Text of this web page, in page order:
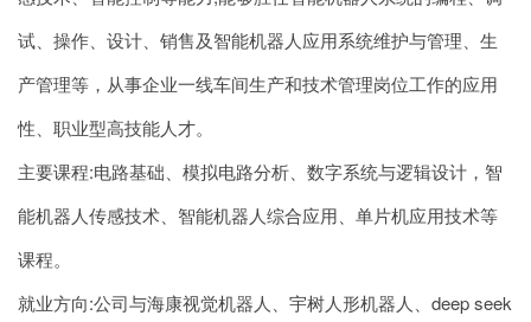
试、操作、设计、销售及智能机器人应用系统维护与管理、生
产管理等，从事企业一线车间生产和技术管理岗位工作的应用
性、职业型高技能人才。
主要课程:电路基础、模拟电路分析、数字系统与逻辑设计，智
能机器人传感技术、智能机器人综合应用、单片机应用技术等
课程。
就业方向:公司与海康视觉机器人、宇树人形机器人、deep seek